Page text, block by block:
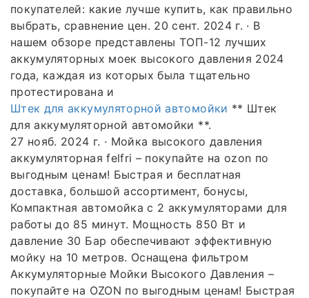
покупателей: какие лучше купить, как правильно
выбрать, сравнение цен. 20 сент. 2024 г. · В
нашем обзоре представлены ТОП-12 лучших
аккумуляторных моек высокого давления 2024
года, каждая из которых была тщательно
протестирована и
Штек для аккумуляторной автомойки ** Штек
для аккумуляторной автомойки **.
27 нояб. 2024 г. · Мойка высокого давления
аккумуляторная felfri – покупайте на ozon по
выгодным ценам! Быстрая и бесплатная
доставка, большой ассортимент, бонусы,
Компактная автомойка с 2 аккумуляторами для
работы до 85 минут. Мощность 850 Вт и
давление 30 Бар обеспечивают эффективную
мойку на 10 метров. Оснащена фильтром
Аккумуляторные Мойки Высокого Давления –
покупайте на OZON по выгодным ценам! Быстрая